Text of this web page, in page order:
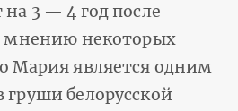
3 — 4 год после
мнению некоторых
Мария является одним
белорусской